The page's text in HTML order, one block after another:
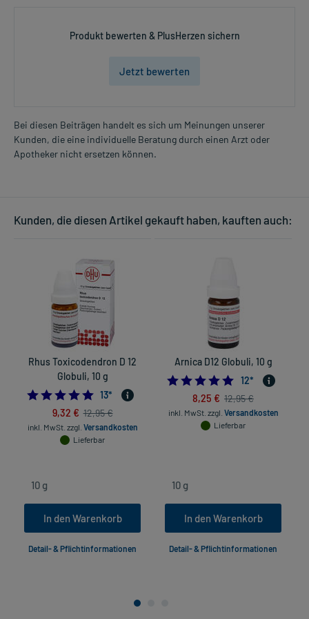
Produkt bewerten & PlusHerzen sichern
Jetzt bewerten
Bei diesen Beiträgen handelt es sich um Meinungen unserer
Kunden, die eine individuelle Beratung durch einen Arzt oder
Apotheker nicht ersetzen können.
Kunden, die diesen Artikel gekauft haben, kauften auch:
Rhus Toxicodendron D 12
Globuli, 10 g
5.0
13*
9,32 € 12,95 €
inkl. MwSt. zzgl. Versandkosten
Lieferbar
In den Warenkorb
Detail- & Pflichtinformationen
Arnica D12 Globuli, 10 g
5.0
12*
8,25 € 12,95 €
inkl. MwSt. zzgl. Versandkosten
Lieferbar
In den Warenkorb
Detail- & Pflichtinformationen